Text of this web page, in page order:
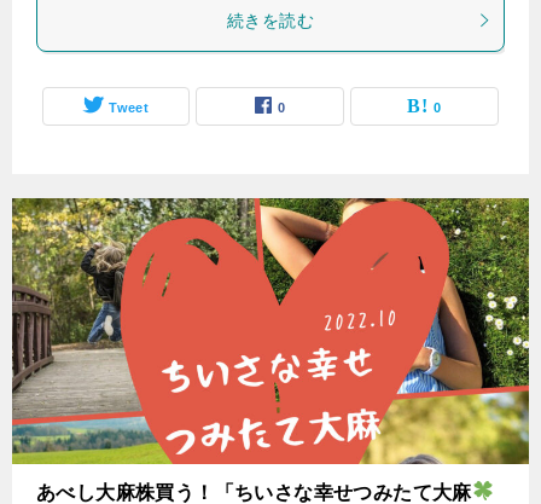
続きを読む
Tweet 0 0
あべし大麻株買う！「ちいさな幸せつみたて大麻